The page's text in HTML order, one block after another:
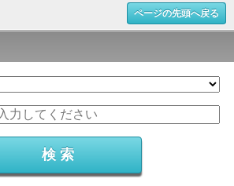
ページの先頭へ戻る